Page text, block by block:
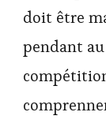
doit être
pendant